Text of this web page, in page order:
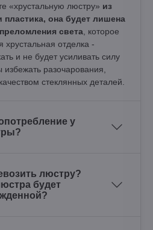
«хрустальную люстру» из
пластика, она будет лишена
света , которое
хрустальная отделка -
и не будет усиливать силу
разочарования,
стеклянных деталей.
у
люстру?
будет